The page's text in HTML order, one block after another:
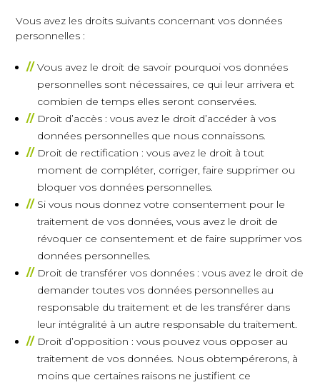
Vous avez les droits suivants concernant vos données
personnelles :
Vous avez le droit de savoir pourquoi vos données
personnelles sont nécessaires, ce qui leur arrivera et
combien de temps elles seront conservées.
Droit d’accès : vous avez le droit d’accéder à vos
données personnelles que nous connaissons.
Droit de rectification : vous avez le droit à tout
moment de compléter, corriger, faire supprimer ou
bloquer vos données personnelles.
Si vous nous donnez votre consentement pour le
traitement de vos données, vous avez le droit de
révoquer ce consentement et de faire supprimer vos
données personnelles.
Droit de transférer vos données : vous avez le droit de
demander toutes vos données personnelles au
responsable du traitement et de les transférer dans
leur intégralité à un autre responsable du traitement.
Droit d’opposition : vous pouvez vous opposer au
traitement de vos données. Nous obtempérerons, à
moins que certaines raisons ne justifient ce